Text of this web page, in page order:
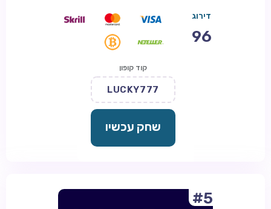
דירוג
96
קוד קופון
LUCKY777
שחק עכשיו
#5